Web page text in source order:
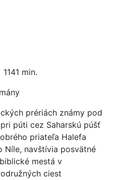
min.
prériách známy pod
púti cez Saharskú púšť
priateľa Halefa
Níle, navštívia posvätné
mestá v
ciest